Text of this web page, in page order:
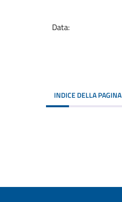
Data:
INDICE DELLA PAGINA